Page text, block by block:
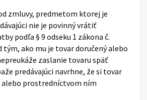
zmluvy, predmetom ktorej je
nie je povinný vrátiť
podľa § 9 odseku 1 zákona č.
tým, ako mu je tovar doručený alebo
zaslanie tovaru späť
predávajúci navrhne, že si tovar
alebo prostredníctvom ním